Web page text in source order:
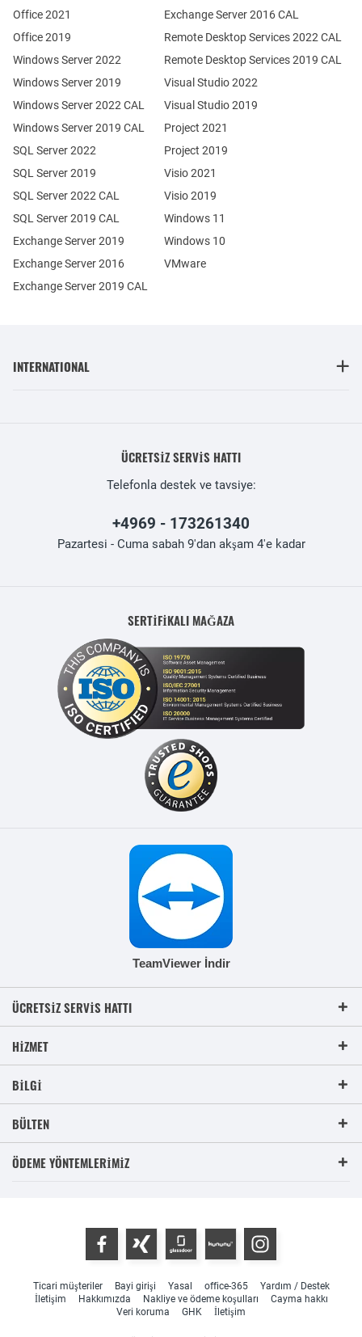
Office 2021
Office 2019
Windows Server 2022
Windows Server 2019
Exchange Server 2019
Exchange Server 2016
SQL Server 2022
SQL Server 2019
Windows Server 2022 CAL
Windows Server 2019 CAL
SQL Server 2022 CAL
SQL Server 2019 CAL
Remote Desktop Services 2022 CAL
Remote Desktop Services 2019 CAL
Exchange Server 2019 CAL
Exchange Server 2016 CAL
Visual Studio 2022
Visual Studio 2019
Project 2021
Project 2019
Visio 2021
Visio 2019
Windows 11
Windows 10
VMware
INTERNATIONAL
ÜCRETSIZ SERVIS HATTI
Telefonla destek ve tavsiye:
+4969 - 173261340
Pazartesi - Cuma sabah 9'dan akşam 4'e kadar
SERTİFİKALI MAĞAZA
TeamViewer İndir
ÜCRETSIZ SERVIS HATTI
HIZMET
BILGI
BÜLTEN
ÖDEME YÖNTEMLERIMIZ
Ticari müşteriler Bayi girişi Yasal office-365
Yardım / Destek
İletişim
Hakkımızda Nakliye ve ödeme koşulları
Cayma hakkı
Veri koruma
GHK İletişim